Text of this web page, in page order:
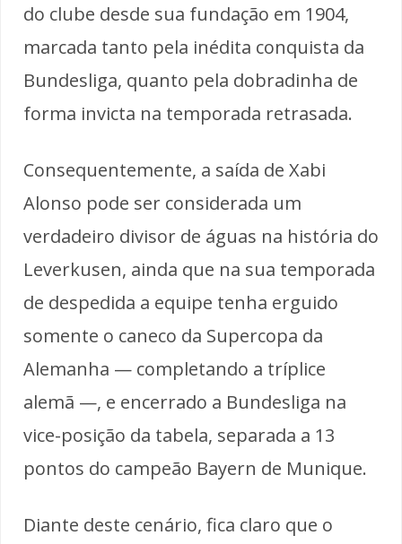
do clube desde sua fundação em 1904,
marcada tanto pela inédita conquista da
Bundesliga, quanto pela dobradinha de
forma invicta na temporada retrasada.
Consequentemente, a saída de Xabi
Alonso pode ser considerada um
verdadeiro divisor de águas na história do
Leverkusen, ainda que na sua temporada
de despedida a equipe tenha erguido
somente o caneco da Supercopa da
Alemanha — completando a tríplice
alemã —, e encerrado a Bundesliga na
vice-posição da tabela, separada a 13
pontos do campeão Bayern de Munique.
Diante deste cenário, fica claro que o